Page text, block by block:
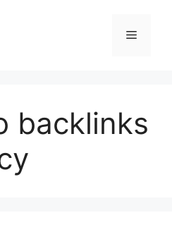
Menu
backlinks